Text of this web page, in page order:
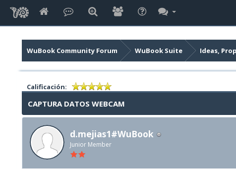
WuBook Community Forum WuBook Suite Ideas,
Calificación:
CAPTURA DATOS WEBCAM
d.mejias1#WuBook
Junior Member